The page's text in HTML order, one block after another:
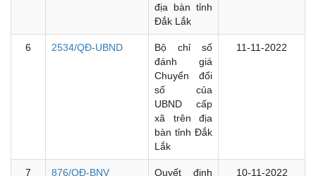
địa bàn tỉnh
Đắk Lắk
6 2534/QĐ-UBND
Bộ chỉ số
đánh giá
Chuyển đổi
số của
UBND cấp
xã trên địa
bàn tỉnh Đắk
Lắk
11-11-2022
7 876/QĐ-BNV
Quyết định
10-11-2022